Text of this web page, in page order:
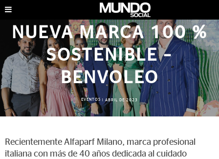
NUEVA MARCA 100 %
SOSTENIBLE –
BENVOLEO
EVENTOS ABRIL DE 2023
Recientemente Alfaparf Milano, marca profesional
italiana con más de 40 años dedicada al cuidado